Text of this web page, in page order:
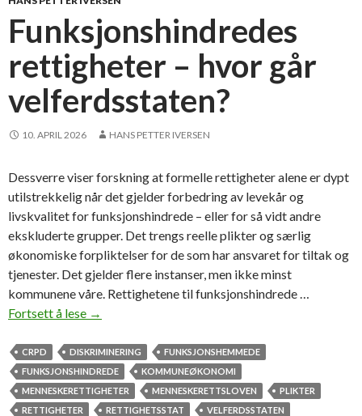
o
s
–
o
g
a
n
l
e
r
f
o
s
a
t
t
Funksjonshindredes
rettigheter – hvor går
velferdsstaten?
10. APRIL 2026 HANS PETTER IVERSEN
Dessverre viser forskning at formelle rettigheter alene er dypt
utilstrekkelig når det gjelder forbedring av levekår og
livskvalitet for funksjonshindrede – eller for så vidt andre
ekskluderte grupper. Det trengs reelle plikter og særlig
økonomiske forpliktelser for de som har ansvaret for tiltak og
tjenester. Det gjelder flere instanser, men ikke minst
kommunene våre. Rettighetene til funksjonshindrede …
Fortsett å lese F
n
k
s
→
CRPD DISKRIMINERING
FUNKSJONSHEMMEDE
FUNKSJONSHINDREDE
KOMMUNEØKONOMI
MENNESKERETTIGHETER
MENNESKERETTSLOVEN
PLIKTER
RETTIGHETER
RETTIGHETSSTAT VELFERDSSTATEN